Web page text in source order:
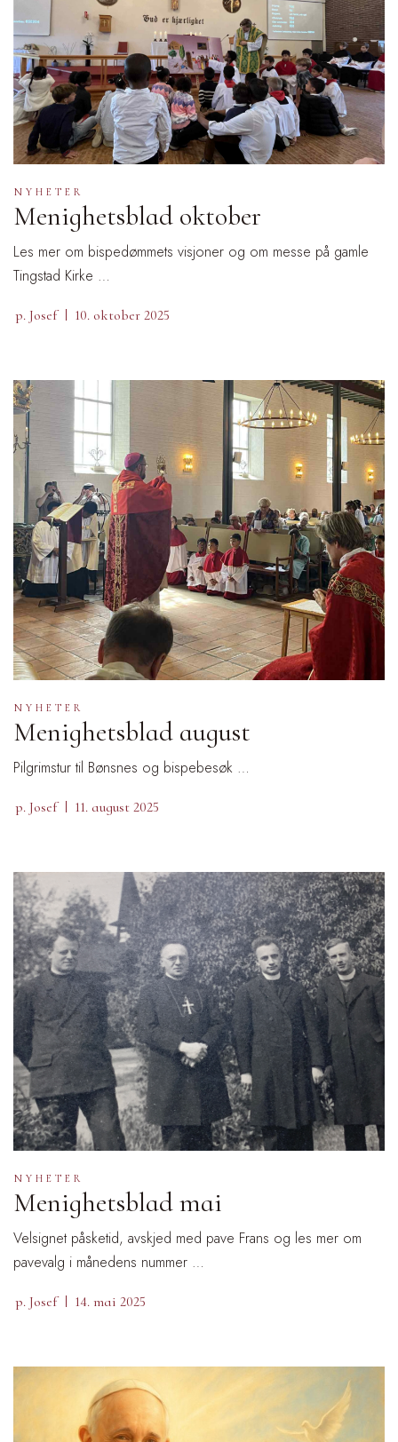
NYHETER
Menighetsblad oktober
Les mer om bispedømmets visjoner og om messe på gamle
Tingstad Kirke …
p. Josef 10. oktober 2025
NYHETER
Menighetsblad august
Pilgrimstur til Bønsnes og bispebesøk …
p. Josef 11. august 2025
NYHETER
Menighetsblad mai
Velsignet påsketid, avskjed med pave Frans og les mer om
pavevalg i månedens nummer …
p. Josef 14. mai 2025